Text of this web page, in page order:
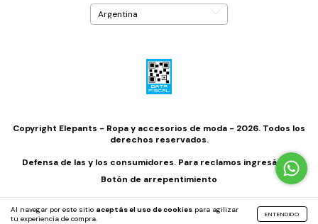
Al navegar por este sitio aceptás el uso de cookies para agilizar
tu experiencia de compra.
ENTENDIDO
Copyright Elepants - Ropa y accesorios de moda - 2026. Todos los
derechos reservados.
Defensa de las y los consumidores. Para reclamos ingresá acá.
Botón de arrepentimiento